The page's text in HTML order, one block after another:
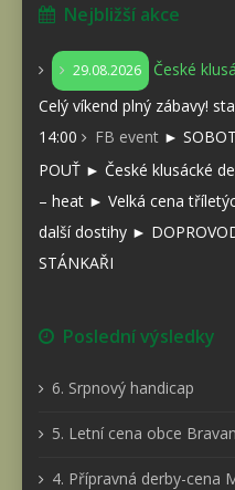
Nejbližší akce
29.08.2026
České
Celý víkend plný zábavy!
14:00
FB event ►
POUŤ ► České klusácké
– heat ► Velká cena
další dostihy ►
STÁNKAŘI
Poslední výsledky
6. Srpnový handicap
5. Letní cena obce
4. Přípravná derby-cena